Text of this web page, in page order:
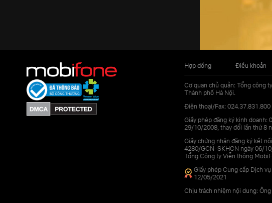
Hợp đồng Điều khoản
Cơ quan chủ quản: Tổng công
Thành phố Hà Nội.
Điện thoại/Fax: 024.37.831.800
Giấy phép đăng ký kinh doanh:
29/10/2008, thay đổi lần thứ 8
Giấy chứng nhận đăng ký kết
4280/GCN-SKHCN ngày 06/
Tổng Công ty Viễn thông
Giấy phép Cung cấp Dịch
12/05/2021
Chịu trách nhiệm nội dung: